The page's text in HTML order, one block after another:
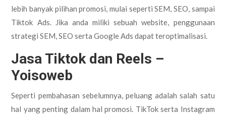
lebih banyak pilihan promosi, mulai seperti SEM, SEO, sampai
Tiktok Ads. Jika anda miliki sebuah website, penggunaan
strategi SEM, SEO serta Google Ads dapat teroptimalisasi.
Jasa Tiktok dan Reels –
Yoisoweb
Seperti pembahasan sebelumnya, peluang adalah salah satu
hal yang penting dalam hal promosi. TikTok serta Instagram